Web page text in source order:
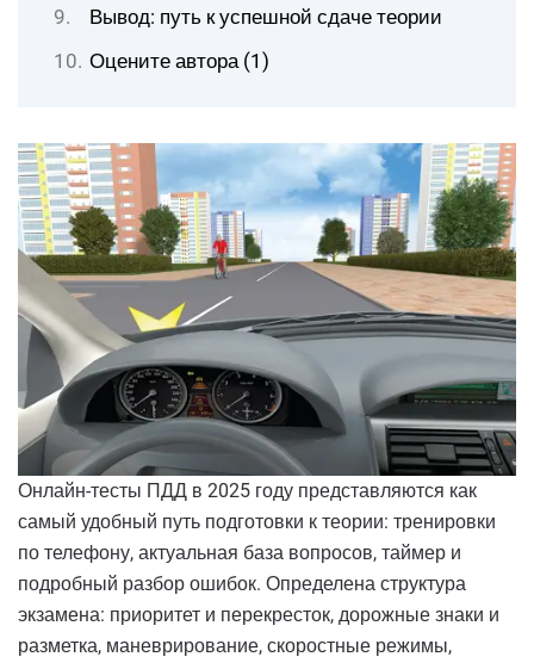
Вывод: путь к успешной сдаче теории
Оцените автора (1)
Онлайн-тесты ПДД в 2025 году представляются как
самый удобный путь подготовки к теории: тренировки
по телефону, актуальная база вопросов, таймер и
подробный разбор ошибок. Определена структура
экзамена: приоритет и перекресток, дорожные знаки и
разметка, маневрирование, скоростные режимы,